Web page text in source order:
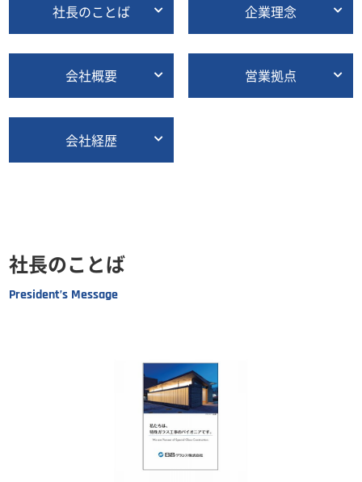
社長のことば 企業理念
会社概要 営業拠点
会社経歴
社長のことば
President’s Message